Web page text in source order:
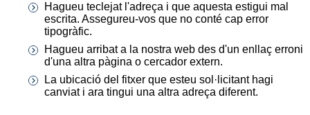
Hagueu teclejat l'adreça i que aquesta estigui mal
escrita. Assegureu-vos que no conté cap error
tipogràfic.
Hagueu arribat a la nostra web des d'un enllaç erroni
d'una altra pàgina o cercador extern.
La ubicació del fitxer que esteu sol·licitant hagi
canviat i ara tingui una altra adreça diferent.